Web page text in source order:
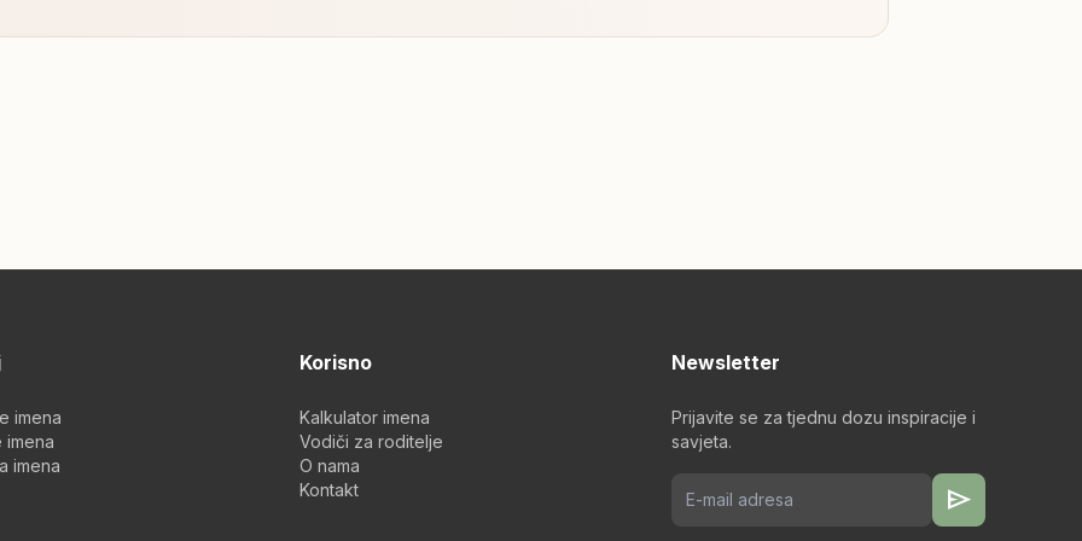
imena
imena
imena
Korisno
Kalkulator imena
Vodiči za roditelje
O nama
Kontakt
Newsletter
Prijavite se za tjednu dozu inspiracije i
savjeta.
send